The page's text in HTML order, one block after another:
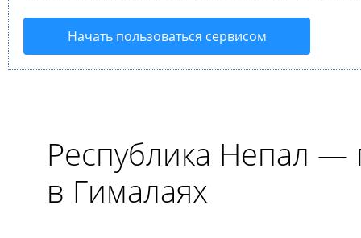
Начать пользоваться сервисом
Республика Непал —
в Гималаях